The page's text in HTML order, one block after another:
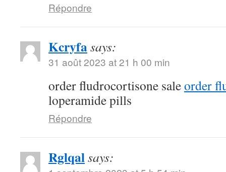
Répondre
Kcryfasays:
31 août 2023 at 21 h 00 min
order fludrocortisone saleorder
loperamide pills
Répondre
Rglqalsays: